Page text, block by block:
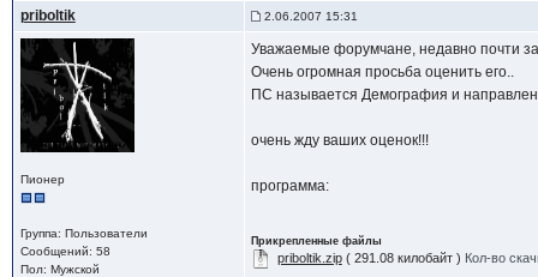
priboltik 2.06.2007 15:31
Пионер
Группа: Пользователи
Сообщений: 58
Пол: Мужской
Уважаемые форумчане, недавно почти
Очень огромная просьба оценить его..
ПС называется Демография и
очень жду ваших оценок!!!
программа:
Прикрепленные файлы
priboltik.zip( 291.08 килобайт ) Кол-во